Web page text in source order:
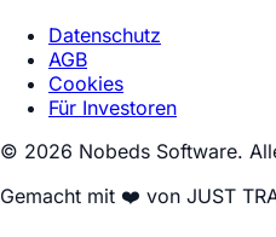
Datenschutz
AGB
Cookies
Für Investoren
© 2026 Nobeds Software.
Gemacht mit ❤️ von JUST